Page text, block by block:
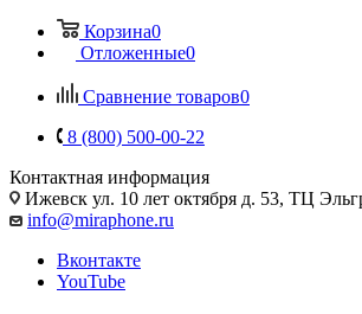
Корзина0
Отложенные0
Сравнение товаров0
8 (800) 500-00-22
Контактная информация
Ижевск ул. 10 лет октября д. 53, ТЦ
info@miraphone.ru
Вконтакте
YouTube